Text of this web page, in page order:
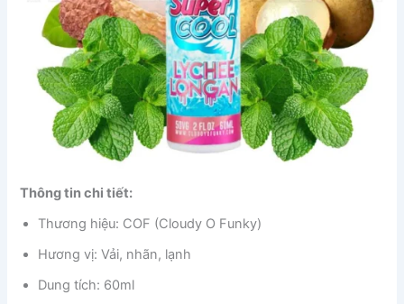
Thông tin chi tiết:
Thương hiệu: COF (Cloudy O Funky)
Hương vị: Vải, nhãn, lạnh
Dung tích: 60ml